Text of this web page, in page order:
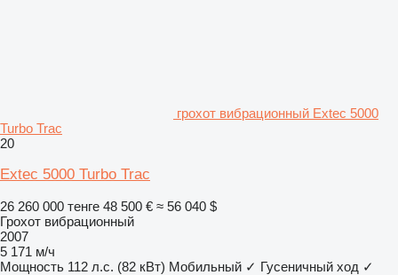
грохот вибрационный Extec 5000
Turbo Trac
20
Extec 5000 Turbo Trac
26 260 000 тенге 48 500 € ≈ 56 040 $
Грохот вибрационный
2007
5 171 м/ч
Мощность 112 л.с. (82 кВт) Мобильный ✓ Гусеничный ход ✓